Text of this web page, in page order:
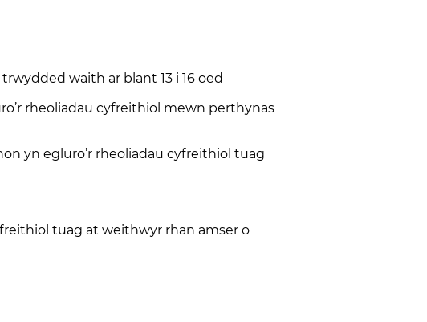
waith ar blant 13 i 16 oed
rheoliadau cyfreithiol mewn perthynas
yn egluro’r rheoliadau cyfreithiol tuag
tuag at weithwyr rhan amser o